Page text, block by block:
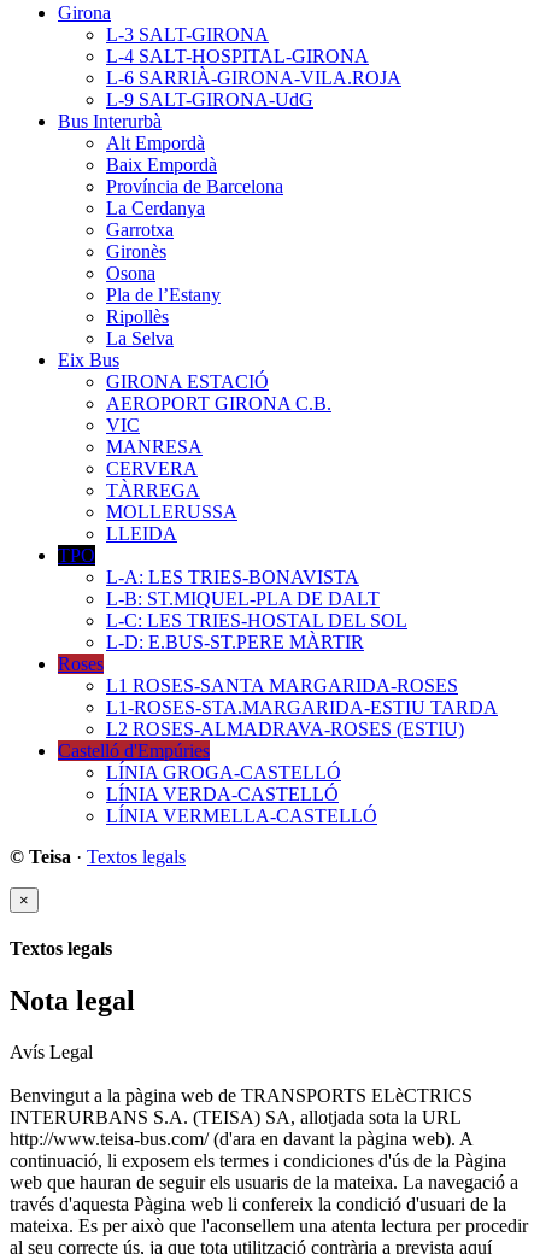
Girona
L-3 SALT-GIRONA
L-4 SALT-HOSPITAL-GIRONA
L-6 SARRIÀ-GIRONA-VILA.ROJA
L-9 SALT-GIRONA-UdG
Bus Interurbà
Alt Empordà
Baix Empordà
Província de Barcelona
La Cerdanya
Garrotxa
Gironès
Osona
Pla de l’Estany
Ripollès
La Selva
Eix Bus
GIRONA ESTACIÓ
AEROPORT GIRONA C.B.
VIC
MANRESA
CERVERA
TÀRREGA
MOLLERUSSA
LLEIDA
TPO
L-A: LES TRIES-BONAVISTA
L-B: ST.MIQUEL-PLA DE DALT
L-C: LES TRIES-HOSTAL DEL SOL
L-D: E.BUS-ST.PERE MÀRTIR
Roses
L1 ROSES-SANTA MARGARIDA-ROSES
L1-ROSES-STA.MARGARIDA-ESTIU TARDA
L2 ROSES-ALMADRAVA-ROSES (ESTIU)
Castelló d'Empúries
LÍNIA GROGA-CASTELLÓ
LÍNIA VERDA-CASTELLÓ
LÍNIA VERMELLA-CASTELLÓ
© Teisa · Textos legals
×
Textos legals
Nota legal
Avís Legal
Benvingut a la pàgina web de TRANSPORTS ELèCTRICS
INTERURBANS S.A. (TEISA) SA, allotjada sota la URL
http://www.teisa-bus.com/ (d'ara en davant la pàgina web). A
continuació, li exposem els termes i condiciones d'ús de la Pàgina
web que hauran de seguir els usuaris de la mateixa. La navegació a
través d'aquesta Pàgina web li confereix la condició d'usuari de la
mateixa. Es per això que l'aconsellem una atenta lectura per procedir
al seu correcte ús, ja que tota utilització contrària a prevista aquí